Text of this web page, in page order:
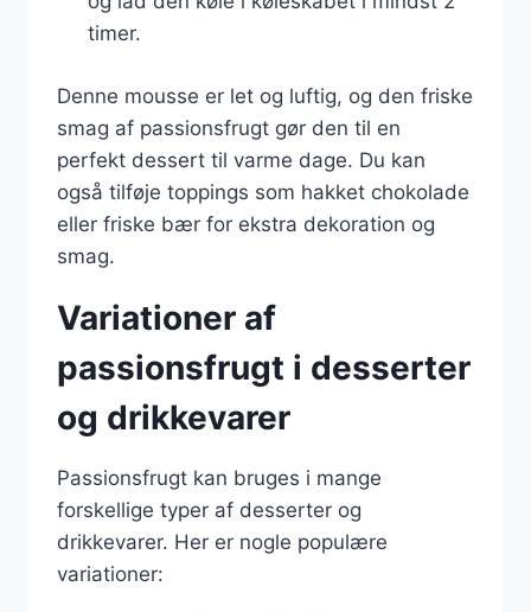
timer.
Denne mousse er let og luftig, og den friske
smag af passionsfrugt gør den til en
perfekt dessert til varme dage. Du kan
også tilføje toppings som hakket chokolade
eller friske bær for ekstra dekoration og
smag.
Variationer af
passionsfrugt i desserter
og drikkevarer
Passionsfrugt kan bruges i mange
forskellige typer af desserter og
drikkevarer. Her er nogle populære
variationer: